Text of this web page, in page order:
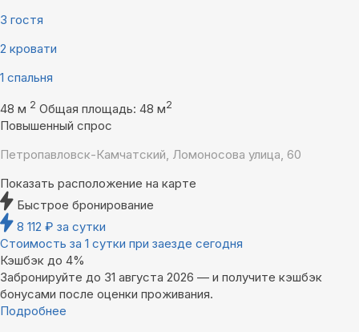
3 гостя
2 кровати
1 спальня
48 м 2 Общая площадь: 48 м2
Повышенный спрос
Петропавловск-Камчатский, Ломоносова улица, 60
Показать расположение на карте
Быстрое бронирование
8 112 ₽ за сутки
Стоимость за 1 сутки при заезде сегодня
Кэшбэк до 4%
Забронируйте до 31 августа 2026 — и получите кэшбэк
бонусами после оценки проживания.
Подробнее